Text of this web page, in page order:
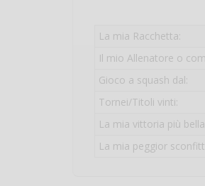
La mia Racchetta:
Il mio Allenatore o
Gioco a squash dal:
Tornei/Titoli vinti:
La mia vittoria più
La mia peggior